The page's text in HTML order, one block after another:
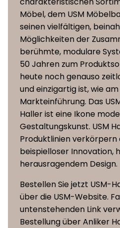
Möbel, dem USM
seinen vielfältigen,
Möglichkeiten der
berühmte, modulare
50 Jahren zum
heute noch genauso
und einzigartig ist, wie
Markteinführung. Das
Haller ist eine Ikone
Gestaltungskunst. USM
Produktlinien verkörpern
beispielloser Innovation,
herausragendem Design.
Bestellen Sie jetzt USM-
über die USM-Website.
untenstehenden Link
Bestellung über Anliker